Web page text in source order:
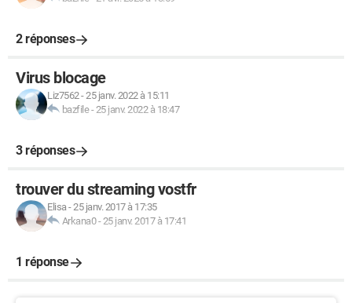
2 réponses
Virus blocage
Liz7562-25 janv. 2022 à 15:11
bazfile-25 janv. 2022 à 18:47
3 réponses
trouver du streaming vostfr
Elisa-25 janv. 2017 à 17:35
Arkana0-25 janv. 2017 à 17:41
1 réponse